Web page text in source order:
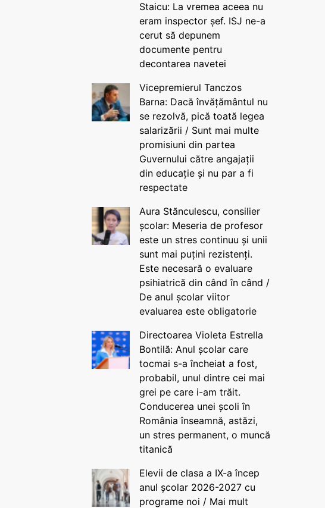
Staicu: La vremea aceea nu
eram inspector șef. ISJ ne-a
cerut să depunem
documente pentru
decontarea navetei
Vicepremierul Tanczos
Barna: Dacă învățământul nu
se rezolvă, pică toată legea
salarizării / Sunt mai multe
promisiuni din partea
Guvernului către angajații
din educație și nu par a fi
respectate
Aura Stănculescu, consilier
școlar: Meseria de profesor
este un stres continuu și unii
sunt mai puțini rezistenți.
Este necesară o evaluare
psihiatrică din când în când /
De anul școlar viitor
evaluarea este obligatorie
Directoarea Violeta Estrella
Bontilă: Anul școlar care
tocmai s-a încheiat a fost,
probabil, unul dintre cei mai
grei pe care i-am trăit.
Conducerea unei școli în
România înseamnă, astăzi,
un stres permanent, o muncă
titanică
Elevii de clasa a IX-a încep
anul școlar 2026-2027 cu
programe noi / Mai mult